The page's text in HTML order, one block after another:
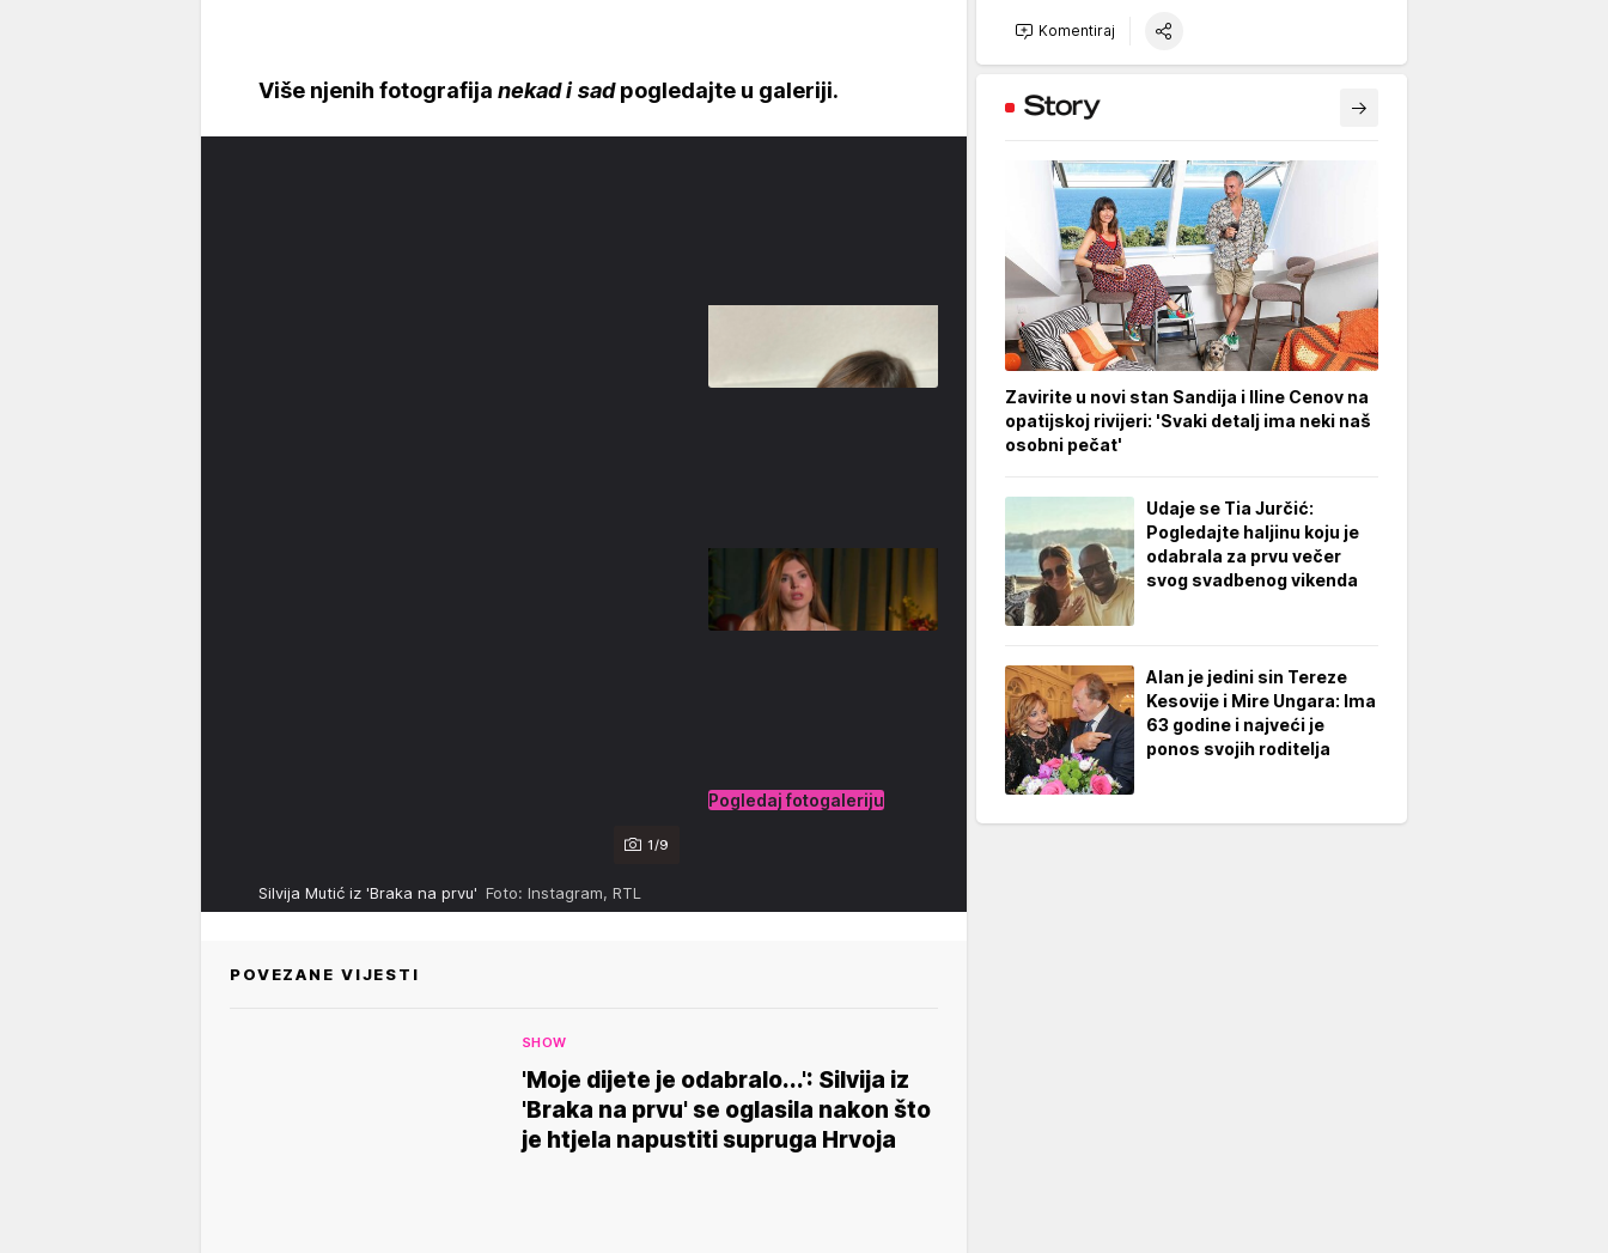
Više njenih fotografija nekad i sadpogledajte u galeriji.
1/9
Pogledaj fotogaleriju
Silvija Mutić iz 'Braka na prvu' Foto: Instagram, RTL
POVEZANE VIJESTI
SHOW
'Moje dijete je odabralo...': Silvija iz
'Braka na prvu' se oglasila nakon što
je htjela napustiti supruga Hrvoja
Komentiraj
Zavirite u novi stan Sandija i Iline Cenov na
opatijskoj rivijeri: 'Svaki detalj ima neki naš
osobni pečat'
Udaje se Tia Jurčić:
Pogledajte haljinu koju je
odabrala za prvu večer
svog svadbenog vikenda
Alan je jedini sin Tereze
Kesovije i Mire Ungara: Ima
63 godine i najveći je
ponos svojih roditelja